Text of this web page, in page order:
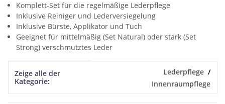
Komplett-Set für die regelmäßige Lederpflege
Inklusive Reiniger und Lederversiegelung
Inklusive Bürste, Applikator und Tuch
Geeignet für mittelmäßig (Set Natural) oder stark (Set
Strong) verschmutztes Leder
Produkteigenschaft
Wert
Zeige alle der
Kategorie:
Lederpflege
Innenraumpflege